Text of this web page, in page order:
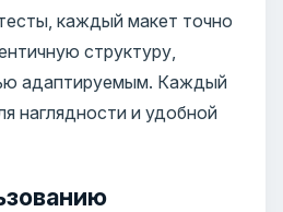
каждый макет точно
структуру,
адаптируемым. Каждый
наглядности и удобной